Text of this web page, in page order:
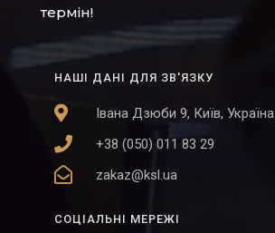
термін!
НАШІ ДАНІ ДЛЯ ЗВ'ЯЗКУ
Івана Дзюби 9, Київ, Україна
+38 (050) 011 83 29
zakaz@ksl.ua
СОЦІАЛЬНІ МЕРЕЖІ